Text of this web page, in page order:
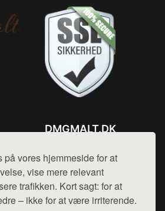
på vores hjemmeside for at
vise mere relevant
trafikken. Kort sagt: for at
– ikke for at være irriterende.
DMGMALT.DK
Mail: hej@want.dk
Cookie- og privatlivspolitik